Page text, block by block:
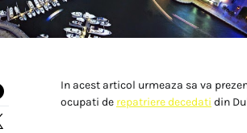
In acest articol urmeaza sa va
ocupati de repatriere decedati din